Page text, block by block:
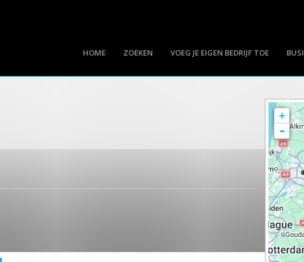
HOME ZOEKEN VOEG JE EIGEN BEDRIJF TOE
+
-